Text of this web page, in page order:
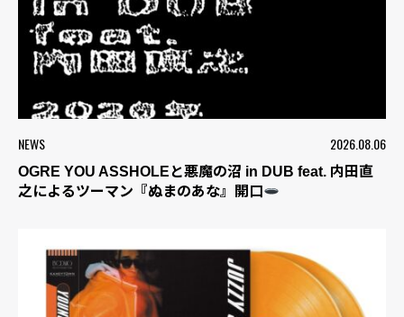
NEWS 2026.08.06
OGRE YOU ASSHOLEと悪魔の沼 in DUB feat. 内田直
之によるツーマン『ぬまのあな』開口